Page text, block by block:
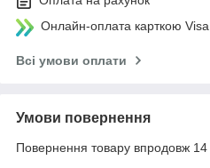
Онлайн-оплата карткою
Всі умови оплати
Умови повернення
Повернення товару впродовж 14